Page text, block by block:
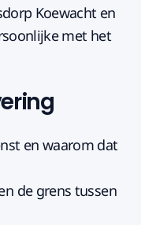
Koewacht en
met het
en waarom dat
de grens tussen